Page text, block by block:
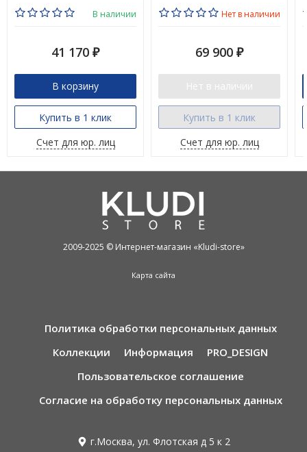
В наличии
41 170 ₽
В корзину
Купить в 1 клик
Счет для юр. лиц
Нет в наличии
69 900 ₽
Нет в наличии
Купить в 1 клик
Счет для юр. лиц
2009-2025 © Интернет-магазин «Kludi-store»
Карта сайта
Политика обработки персональных данных
Коллекции
Информация
PRO_DESIGN
Пользовательское соглашение
Согласие на обработку персональных данных
г.Москва, ул. Флотская д 5 к 2